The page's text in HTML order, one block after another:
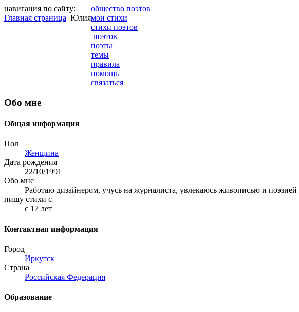
навигация по сайту:
Главная страница Юлия
общество поэтов
мои стихи
стихи поэтов
поэтов
поэты
темы
правила
помощь
связаться
Обо мне
Общая информация
Пол
Женщина
Дата рождения
22/10/1991
Обо мне
Работаю дизайнером, учусь на журналиста, увлекаюсь живописью и поэзией
пишу стихи с
с 17 лет
Контактная информация
Город
Иркутск
Страна
Российская Федерация
Образование